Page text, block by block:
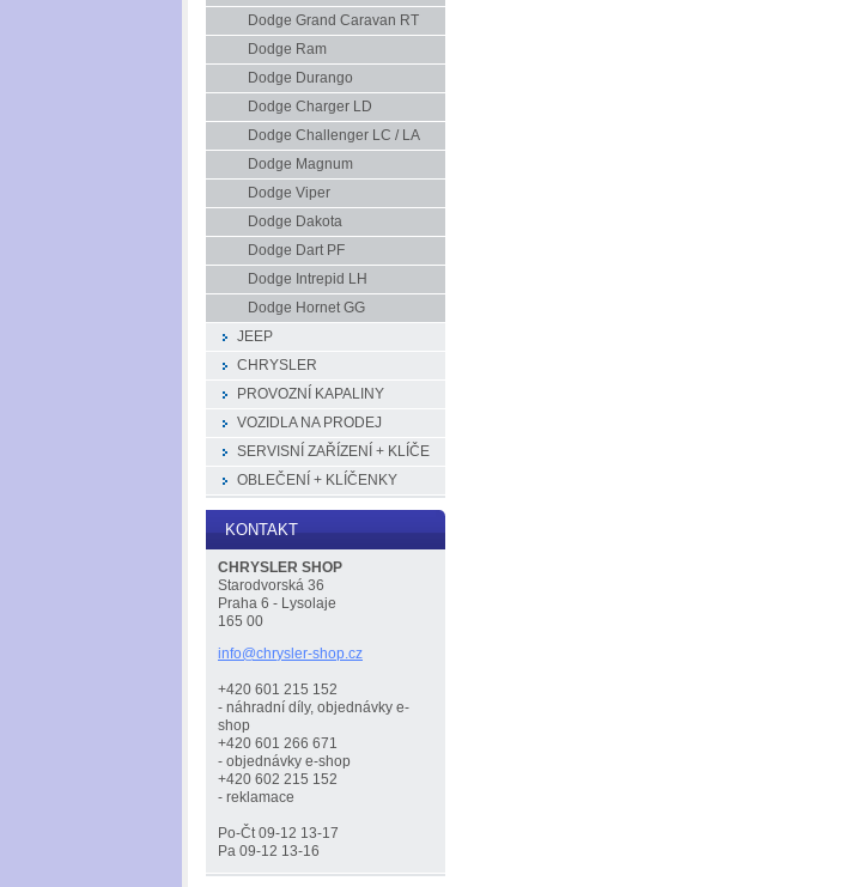
Dodge Grand Caravan RT
Dodge Ram
Dodge Durango
Dodge Charger LD
Dodge Challenger LC / LA
Dodge Magnum
Dodge Viper
Dodge Dakota
Dodge Dart PF
Dodge Intrepid LH
Dodge Hornet GG
JEEP
CHRYSLER
PROVOZNÍ KAPALINY
VOZIDLA NA PRODEJ
SERVISNÍ ZAŘÍZENÍ + KLÍČE
OBLEČENÍ + KLÍČENKY
KONTAKT
CHRYSLER SHOP
Starodvorská 36
Praha 6 - Lysolaje
165 00
info@chrysler-shop.cz
+420 601 215 152
- náhradní díly, objednávky e-
shop
+420 601 266 671
- objednávky e-shop
+420 602 215 152
- reklamace
Po-Čt 09-12 13-17
Pa 09-12 13-16